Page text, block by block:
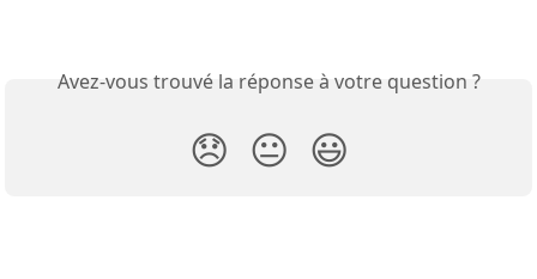
Avez-vous trouvé la réponse à votre question ?
😞 😐 😃